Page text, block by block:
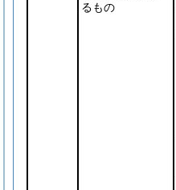
るもの